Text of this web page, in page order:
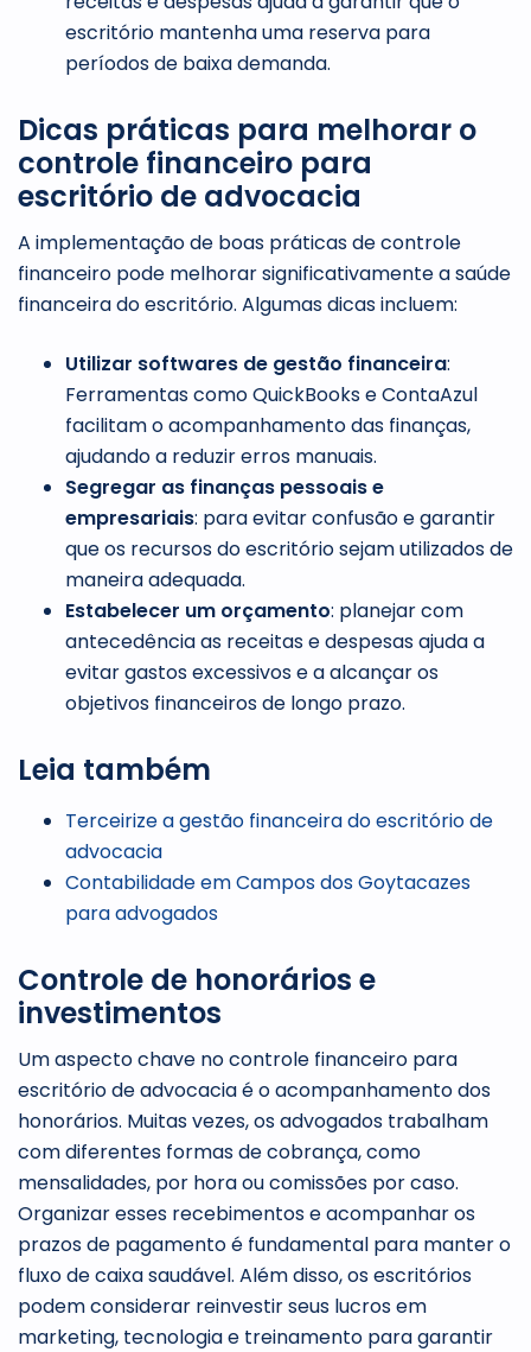
escritório mantenha uma reserva para
períodos de baixa demanda.
Dicas práticas para melhorar o
controle financeiro para
escritório de advocacia
A implementação de boas práticas de controle
financeiro pode melhorar significativamente a saúde
financeira do escritório. Algumas dicas incluem:
Utilizar softwares de gestão financeira:
Ferramentas como QuickBooks e ContaAzul
facilitam o acompanhamento das finanças,
ajudando a reduzir erros manuais.
Segregar as finanças pessoais e
empresariais: para evitar confusão e garantir
que os recursos do escritório sejam utilizados de
maneira adequada.
Estabelecer um orçamento: planejar com
antecedência as receitas e despesas ajuda a
evitar gastos excessivos e a alcançar os
objetivos financeiros de longo prazo.
Leia também
Terceirize a gestão financeira do escritório de
advocacia
Contabilidade em Campos dos Goytacazes
para advogados
Controle de honorários e
investimentos
Um aspecto chave no controle financeiro para
escritório de advocacia é o acompanhamento dos
honorários. Muitas vezes, os advogados trabalham
com diferentes formas de cobrança, como
mensalidades, por hora ou comissões por caso.
Organizar esses recebimentos e acompanhar os
prazos de pagamento é fundamental para manter o
fluxo de caixa saudável. Além disso, os escritórios
podem considerar reinvestir seus lucros em
marketing, tecnologia e treinamento para garantir